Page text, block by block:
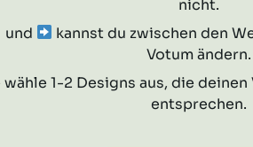
nicht.
und
kannst du zwischen den
Votum ändern.
1-2 Designs aus, die
entsprechen.